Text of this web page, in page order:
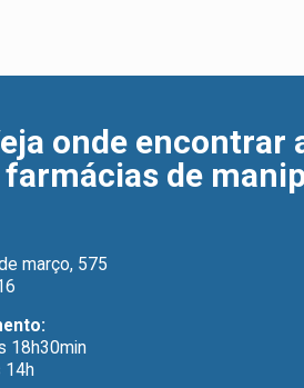
onde encontrar
farmácias de
março, 575
18h30min
14h